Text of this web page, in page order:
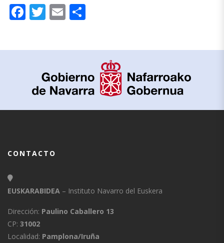
Facebook
Twitter
Email
CONTACTO
EUSKARABIDEA – Instituto Navarro del Euskera
Dirección: Paulino Caballero 13
CP: 31002
Localidad: Pamplona/Iruña